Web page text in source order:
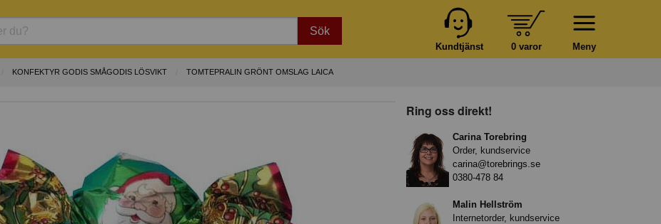
Sök
Meny
0 varor
Kundtjänst
KONFEKTYR GODIS SMÅGODIS LÖSVIKT TOMTEPRALIN GRÖNT OMSLAG LAICA
Ring oss direkt!
Carina Torebring
Order, kundservice
carina@torebrings.se
0380-478 84
Malin Hellström
Internetorder, kundservice